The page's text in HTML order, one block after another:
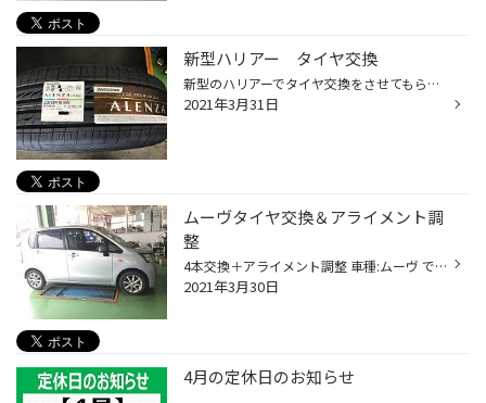
新型ハリアー タイヤ交換
新型のハリアーでタイヤ交換をさせてもらいました。 お客様はハリアーに乗り換える前セダンを乗っていて、レグノを履かれていた それに対し、ハリアーの新車装着タイヤが物たらなくブリヂストンの新商品#アレンザLX100 をご提案させてもらいました。 その際タイヤ交換と同時にアライメントとTPMSを ...
2021年3月31日
ムーヴタイヤ交換＆アライメント調
整
4本交換＋アライメント調整 車種:ムーヴ では、作業開始致します( ＾∀＾) こちらのタイヤを取り外していきます。 ご装着致しますタイヤは前回と同様の ネクストリー155/65R14 取り外け完了し、アライメント調整を行います。 タイヤの角度を真っ直ぐにし、作業終了です！！ ありがとうございました(๑...
2021年3月30日
4月の定休日のお知らせ